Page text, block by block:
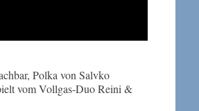
Polka von Salvko
vom Vollgas-Duo Reini &